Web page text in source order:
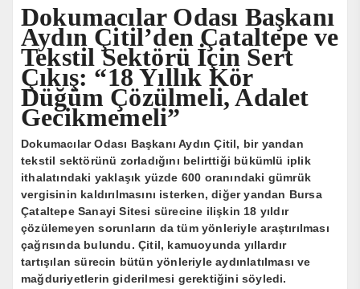
Dokumacılar Odası Başkanı
Aydın Çitil’den Çataltepe ve
Tekstil Sektörü İçin Sert
Çıkış: “18 Yıllık Kör
Düğüm Çözülmeli, Adalet
Gecikmemeli”
Dokumacılar Odası Başkanı Aydın Çitil, bir yandan
tekstil sektörünü zorladığını belirttiği bükümlü iplik
ithalatındaki yaklaşık yüzde 600 oranındaki gümrük
vergisinin kaldırılmasını isterken, diğer yandan Bursa
Çataltepe Sanayi Sitesi sürecine ilişkin 18 yıldır
çözülemeyen sorunların da tüm yönleriyle araştırılması
çağrısında bulundu. Çitil, kamuoyunda yıllardır
tartışılan sürecin bütün yönleriyle aydınlatılması ve
mağduriyetlerin giderilmesi gerektiğini söyledi.